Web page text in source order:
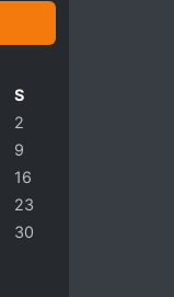
S
2
9
16
23
30